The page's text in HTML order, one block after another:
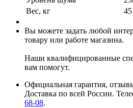
Вес, кг
45
Вы можете задать любой
товару или работе магазина.
Наши квалифицированные
вам помогут.
Официальная гарантия,
Доставка по всей России.
68-08.